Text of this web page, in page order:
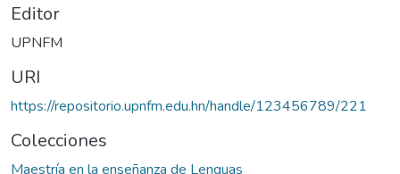
Editor
UPNFM
URI
https://repositorio.upnfm.edu.hn/handle/123456789/221
Colecciones
Maestría en la enseñanza de Lenguas